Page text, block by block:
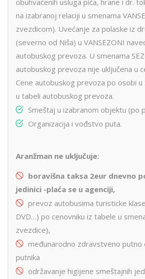
obuhvaćenih usluga pića, hrane i dr.
na izabranoj relaciji u smenama
zvezdicom). Uvećanje za polaske iz
(severno od Niša) u VANSEZONI
autobuskog prevoza. U smenama
autobuskog prevoza nije uključena u
Cene autobuskog prevoza po osobi u
u tabeli autobuskog prevoza.
Smeštaj u izabranom objektu (po
Organizacija i vođstvo puta.
Aranžman ne uključuje:
boravišna taksa 2eur dnevno
jedinici -plaća se u agenciji,
prevoz autobusima turisticke
DVD…) po cenovniku iz tabele u
zvezdice),
međunarodno zdravstveno putno
putnika
održavanje higijene smeštajnih